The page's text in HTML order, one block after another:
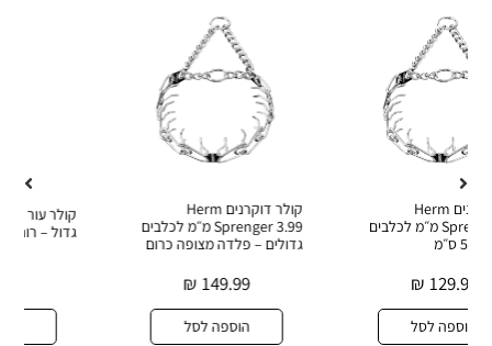
קולר דוקרנים Herm
Sprenger 3.99 מ״מ לכלבים
גדולים – פלדה מצופה כרום
קולר עור רחב ודקורטיבי לכלב
גדול – רוחב 40 מ״מ